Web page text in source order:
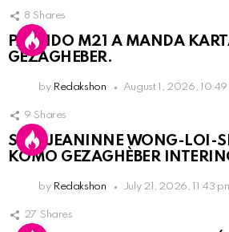
8 Shares
PARTIDO M21 A MANDA
GEZAGHEBER.
by Redakshon August 1, 2026, 10:49
9 Shares
SRA. JEANINNE WONG-LOI-
KOMO GEZAGHÈBER
by Redakshon July 21, 2026, 11:43
27 Shares